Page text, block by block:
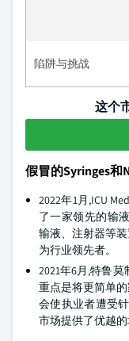
陷阱与挑战
这个
假冒的Syringes和
2022年1月,ICU
了一家领先的输
输液、注射器等
为行业领先者。
2021年6月,特鲁
重点是将更简单
会使执业者遭受
市场提供了优越的